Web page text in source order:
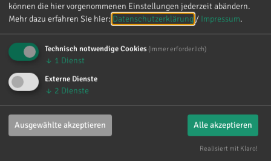
Mein meistgenutztes Wort am Samstag war:
„Danke!“ 😊 Vielen Dank für die zahlreichen
Glückwünsche, Nachrichten, Anrufe und die
vielen lieben Worte. Ich habe mich wirklich
über jede einzelne Aufmerksamkeit gefreut. Es
ist alles andere als selbstverständlich, dass sich
so viele Menschen die Zeit nehmen, an einen zu
denken. Umso mehr weiß ich das zu schätzen.
können die hier vorgenommenen Einstellungen jederzeit abändern.
Mehr dazu erfahren Sie hier: Datenschutzerklärung / Impressum.
Technisch notwendige Cookies (immer erforderlich)
↓ 1 Dienst
Externe Dienste
↓ 2 Dienste
Ausgewählte akzeptieren Alle akzeptieren
Realisiert mit Klaro!